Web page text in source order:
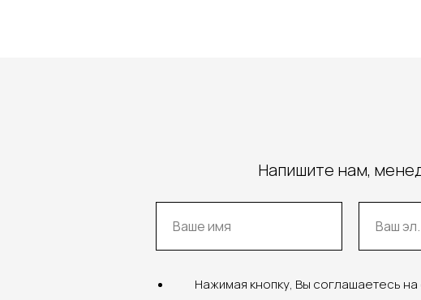
Напишите нам,
Нажимая кнопку, Вы соглашаетесь